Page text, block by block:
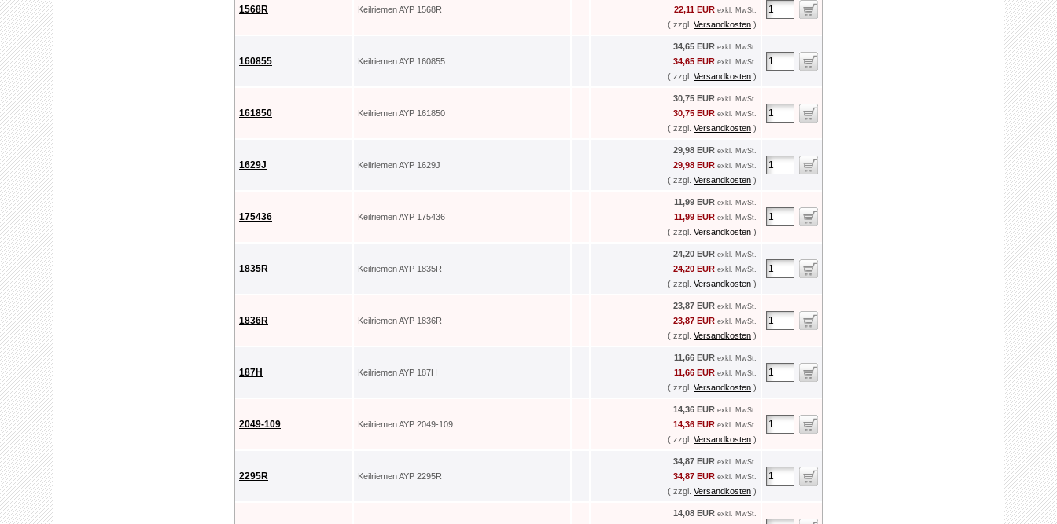
1568R Keilriemen AYP 1568R 22,11 EUR exkl. MwSt.
( zzgl. Versandkosten )
160855 Keilriemen AYP 160855
34,65 EUR exkl. MwSt.
34,65 EUR exkl. MwSt.
( zzgl. Versandkosten )
161850 Keilriemen AYP 161850
30,75 EUR exkl. MwSt.
30,75 EUR exkl. MwSt.
( zzgl. Versandkosten )
1629J Keilriemen AYP 1629J
29,98 EUR exkl. MwSt.
29,98 EUR exkl. MwSt.
( zzgl. Versandkosten )
175436 Keilriemen AYP 175436
11,99 EUR exkl. MwSt.
11,99 EUR exkl. MwSt.
( zzgl. Versandkosten )
1835R Keilriemen AYP 1835R
24,20 EUR exkl. MwSt.
24,20 EUR exkl. MwSt.
( zzgl. Versandkosten )
1836R Keilriemen AYP 1836R
23,87 EUR exkl. MwSt.
23,87 EUR exkl. MwSt.
( zzgl. Versandkosten )
187H Keilriemen AYP 187H
11,66 EUR exkl. MwSt.
11,66 EUR exkl. MwSt.
( zzgl. Versandkosten )
2049-109 Keilriemen AYP 2049-109
14,36 EUR exkl. MwSt.
14,36 EUR exkl. MwSt.
( zzgl. Versandkosten )
2295R Keilriemen AYP 2295R
34,87 EUR exkl. MwSt.
34,87 EUR exkl. MwSt.
( zzgl. Versandkosten )
14,08 EUR exkl. MwSt.